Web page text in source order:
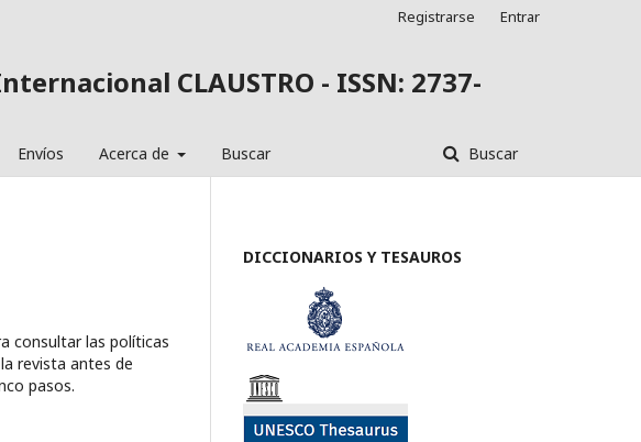
CLAUSTRO - ISSN: 2737-
Envíos Acerca de Buscar Buscar
Registrarse Entrar
consultar las políticas
revista antes de
pasos.
DICCIONARIOS Y TESAUROS